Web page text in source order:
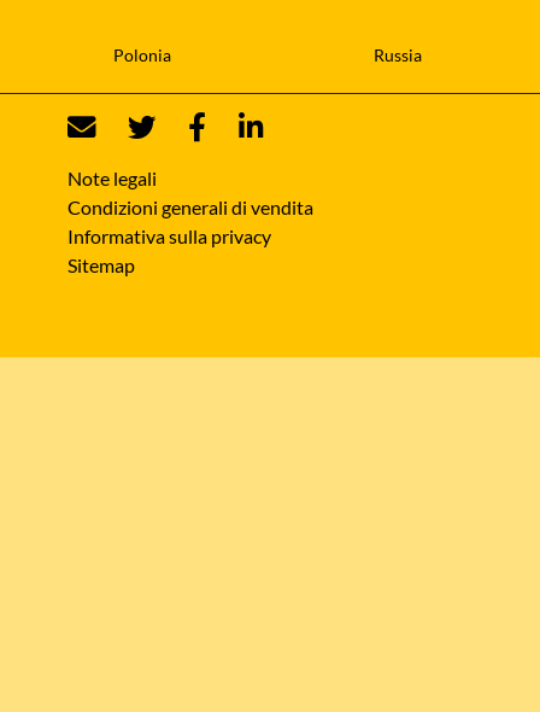
Polonia Russia
Note legali
Condizioni generali di vendita
Informativa sulla privacy
Sitemap